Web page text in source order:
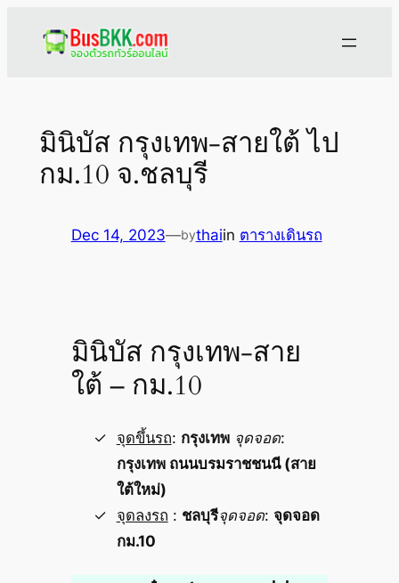
มินิบัส กรุงเทพ-สายใต้ ไป
กม.10 จ.ชลบุรี
Dec 14, 2023—bythaiin ตารางเดินรถ
มินิบัส กรุงเทพ-สาย
ใต้ – กม.10
จุดขึ้นรถ: กรุงเทพ จุดจอด:
กรุงเทพ ถนนบรมราชชนนี (สาย
ใต้ใหม่)
จุดลงรถ : ชลบุรีจุดจอด: จุดจอด
กม.10